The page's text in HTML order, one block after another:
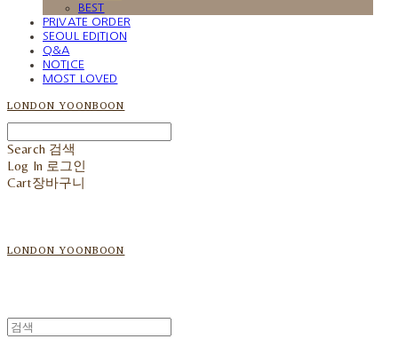
BEST
PRIVATE ORDER
SEOUL EDITION
Q&A
NOTICE
MOST LOVED
LONDON YOONBOON
Search 검색
Log In 로그인
Cart장바구니
LONDON YOONBOON